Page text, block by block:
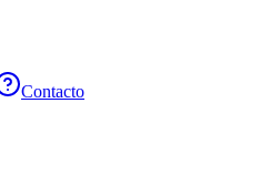
Contacto